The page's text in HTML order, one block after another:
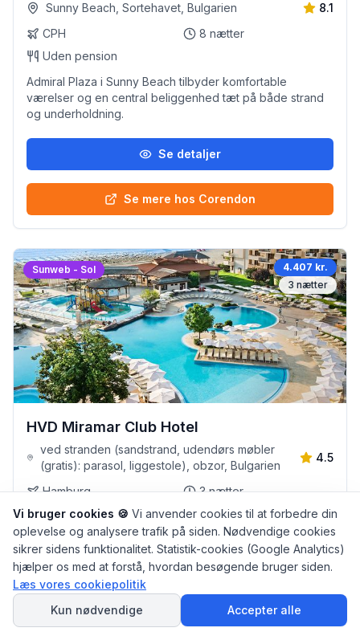
Sunny Beach, Sortehavet, Bulgarien
8.1
CPH
8 nætter
Uden pension
Admiral Plaza i Sunny Beach tilbyder komfortable
værelser og en central beliggenhed tæt på både strand
og underholdning.
Se detaljer
Se mere hos Corendon
Sunweb - Sol
4.407 kr.
3 nætter
HVD Miramar Club Hotel
ved stranden (sandstrand, udendørs møbler
(gratis): parasol, liggestole), obzor, Bulgarien
4.5
Hamburg 3 nætter
All inclusive
Familievenligt
Se mere hos Sunweb - Sol
SPØRG
AI Rejseguiden
Vi bruger cookies 🍪 Vi anvender cookies til at forbedre din
oplevelse og analysere trafik på siden. Nødvendige cookies
sikrer sidens funktionalitet. Statistik-cookies (Google Analytics)
hjælper os med at forstå, hvordan besøgende bruger siden.
Læs vores cookiepolitik
Kun nødvendige
Accepter alle